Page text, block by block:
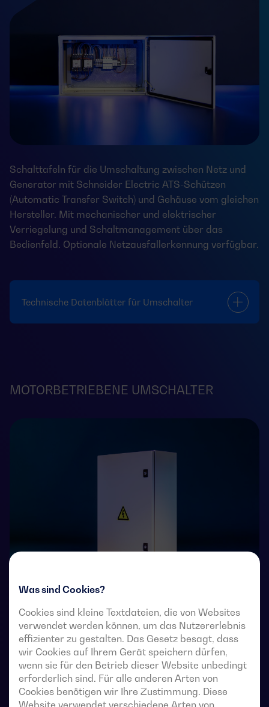
Was sind Cookies?
Cookies sind kleine Textdateien, die von Websites
verwendet werden können, um das Nutzererlebnis
effizienter zu gestalten. Das Gesetz besagt, dass
wir Cookies auf Ihrem Gerät speichern dürfen,
wenn sie für den Betrieb dieser Website unbedingt
erforderlich sind. Für alle anderen Arten von
Cookies benötigen wir Ihre Zustimmung. Diese
Website verwendet verschiedene Arten von
Schalttafeln für die Umschaltung zwischen Netz und
Generator mit Schneider Electric ATS-Schützen
(Automatic Transfer Switch) und Gehäuse vom gleichen
Hersteller. Mit mechanischer und elektrischer
Verriegelung und Schaltmanagement über das
Bedienfeld. Optionale Netzausfallerkennung verfügbar.
Technische Datenblätter für Umschalter
MOTORBETRIEBENE UMSCHALTER
4-polige, ferngesteuerte Umschalter mit voll sichtbarer
Unterbrechung. Sie ermöglichen die Lastumschaltung
von zwei Drehstromquellen über potentialfreie
Fernkontakte von einer externen automatischen
Steuerung mit Impulslogik oder einem Schalter.
Sie sind für den Einsatz in Niederspannungs-